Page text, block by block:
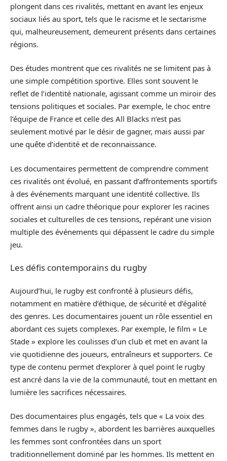
plongent dans ces rivalités, mettant en avant les enjeux
sociaux liés au sport, tels que le racisme et le sectarisme
qui, malheureusement, demeurent présents dans certaines
régions.
Des études montrent que ces rivalités ne se limitent pas à
une simple compétition sportive. Elles sont souvent le
reflet de l’identité nationale, agissant comme un miroir des
tensions politiques et sociales. Par exemple, le choc entre
l’équipe de France et celle des All Blacks n’est pas
seulement motivé par le désir de gagner, mais aussi par
une quête d’identité et de reconnaissance.
Les documentaires permettent de comprendre comment
ces rivalités ont évolué, en passant d’affrontements sportifs
à des événements marquant une identité collective. Ils
offrent ainsi un cadre théorique pour explorer les racines
sociales et culturelles de ces tensions, repérant une vision
multiple des événements qui dépassent le cadre du simple
jeu.
Les défis contemporains du rugby
Aujourd’hui, le rugby est confronté à plusieurs défis,
notamment en matière d’éthique, de sécurité et d’égalité
des genres. Les documentaires jouent un rôle essentiel en
abordant ces sujets complexes. Par exemple, le film « Le
Stade » explore les coulisses d’un club et met en avant la
vie quotidienne des joueurs, entraîneurs et supporters. Ce
type de contenu permet d’explorer à quel point le rugby
est ancré dans la vie de la communauté, tout en mettant en
lumière les sacrifices nécessaires.
Des documentaires plus engagés, tels que « La voix des
femmes dans le rugby », abordent les barrières auxquelles
les femmes sont confrontées dans un sport
traditionnellement dominé par les hommes. Ils mettent en